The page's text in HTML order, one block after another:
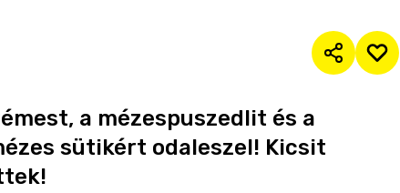
a mézespuszedlit és a
sütikért odaleszel! Kicsit